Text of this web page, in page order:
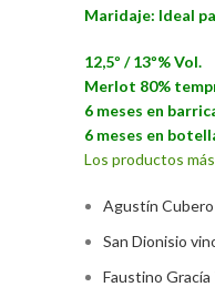
Maridaje: Ideal
12,5º / 13º% Vol.
Merlot 80%
6 meses en
6 meses en
Los productos
Agustín
San Dionisio
Faustino Gracía